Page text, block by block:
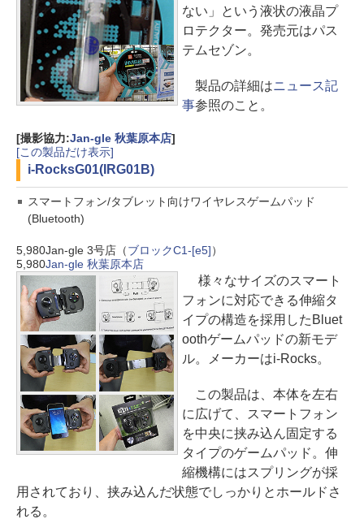
ない」という液状の液晶プ
ロテクター。発売元はパス
テムセゾン。
製品の詳細はニュース記
事参照のこと。
[撮影協力:Jan-gle 秋葉原本店]
[この製品だけ表示]
i-RocksG01(IRG01B)
スマートフォン/タブレット向けワイヤレスゲームパッド
(Bluetooth)
5,980Jan-gle 3号店（ブロックC1-[e5]）
5,980Jan-gle 秋葉原本店
様々なサイズのスマート
フォンに対応できる伸縮タ
イプの構造を採用したBluet
oothゲームパッドの新モデ
ル。メーカーはi-Rocks。
この製品は、本体を左右
に広げて、スマートフォン
を中央に挟み込ん固定する
タイプのゲームパッド。伸
縮機構にはスプリングが採
用されており、挟み込んだ状態でしっかりとホールドさ
れる。